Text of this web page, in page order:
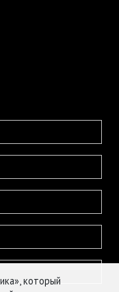
который